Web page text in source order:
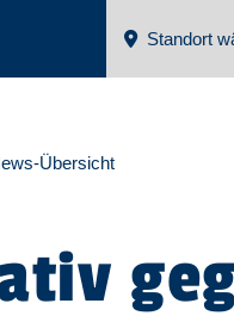
Standort
Übersicht